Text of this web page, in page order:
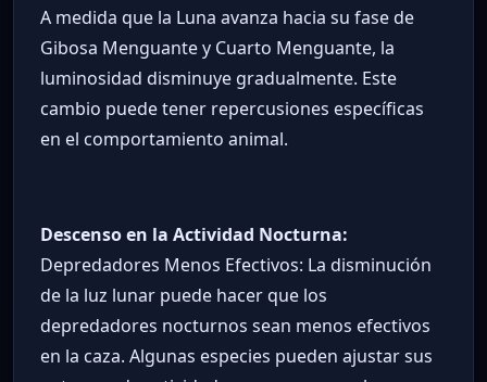
A medida que la Luna avanza hacia su fase de
Gibosa Menguante y Cuarto Menguante, la
luminosidad disminuye gradualmente. Este
cambio puede tener repercusiones específicas
en el comportamiento animal.
Descenso en la Actividad Nocturna:
Depredadores Menos Efectivos: La disminución
de la luz lunar puede hacer que los
depredadores nocturnos sean menos efectivos
en la caza. Algunas especies pueden ajustar sus